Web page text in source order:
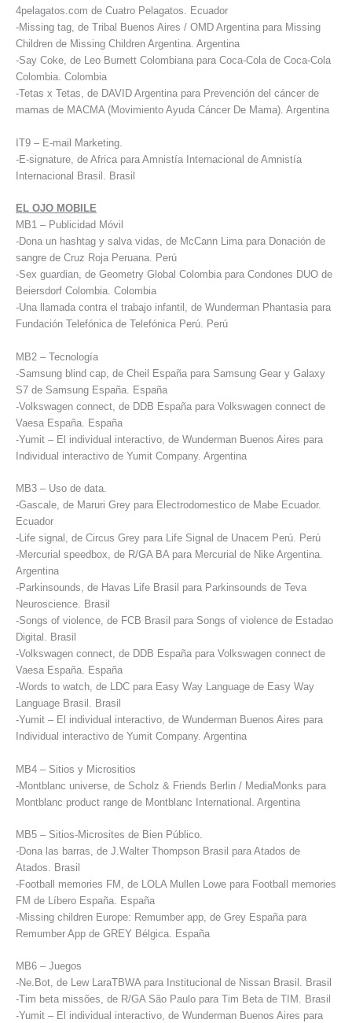
4pelagatos.com de Cuatro Pelagatos. Ecuador
-Missing tag, de Tribal Buenos Aires / OMD Argentina para Missing
Children de Missing Children Argentina. Argentina
-Say Coke, de Leo Burnett Colombiana para Coca-Cola de Coca-Cola
Colombia. Colombia
-Tetas x Tetas, de DAVID Argentina para Prevención del cáncer de
mamas de MACMA (Movimiento Ayuda Cáncer De Mama). Argentina
IT9 – E-mail Marketing.
-E-signature, de Africa para Amnistía Internacional de Amnistía
Internacional Brasil. Brasil
EL OJO MOBILE
MB1 – Publicidad Móvil
-Dona un hashtag y salva vidas, de McCann Lima para Donación de
sangre de Cruz Roja Peruana. Perú
-Sex guardian, de Geometry Global Colombia para Condones DUO de
Beiersdorf Colombia. Colombia
-Una llamada contra el trabajo infantil, de Wunderman Phantasia para
Fundación Telefónica de Telefónica Perú. Perú
MB2 – Tecnología
-Samsung blind cap, de Cheil España para Samsung Gear y Galaxy
S7 de Samsung España. España
-Volkswagen connect, de DDB España para Volkswagen connect de
Vaesa España. España
-Yumit – El individual interactivo, de Wunderman Buenos Aires para
Individual interactivo de Yumit Company. Argentina
MB3 – Uso de data.
-Gascale, de Maruri Grey para Electrodomestico de Mabe Ecuador.
Ecuador
-Life signal, de Circus Grey para Life Signal de Unacem Perú. Perú
-Mercurial speedbox, de R/GA BA para Mercurial de Nike Argentina.
Argentina
-Parkinsounds, de Havas Life Brasil para Parkinsounds de Teva
Neuroscience. Brasil
-Songs of violence, de FCB Brasil para Songs of violence de Estadao
Digital. Brasil
-Volkswagen connect, de DDB España para Volkswagen connect de
Vaesa España. España
-Words to watch, de LDC para Easy Way Language de Easy Way
Language Brasil. Brasil
-Yumit – El individual interactivo, de Wunderman Buenos Aires para
Individual interactivo de Yumit Company. Argentina
MB4 – Sitios y Micrositios
-Montblanc universe, de Scholz & Friends Berlin / MediaMonks para
Montblanc product range de Montblanc International. Argentina
MB5 – Sitios-Microsites de Bien Público.
-Dona las barras, de J.Walter Thompson Brasil para Atados de
Atados. Brasil
-Football memories FM, de LOLA Mullen Lowe para Football memories
FM de Líbero España. España
-Missing children Europe: Remumber app, de Grey España para
Remumber App de GREY Bélgica. España
MB6 – Juegos
-Ne.Bot, de Lew LaraTBWA para Institucional de Nissan Brasil. Brasil
-Tim beta missões, de R/GA São Paulo para Tim Beta de TIM. Brasil
-Yumit – El individual interactivo, de Wunderman Buenos Aires para